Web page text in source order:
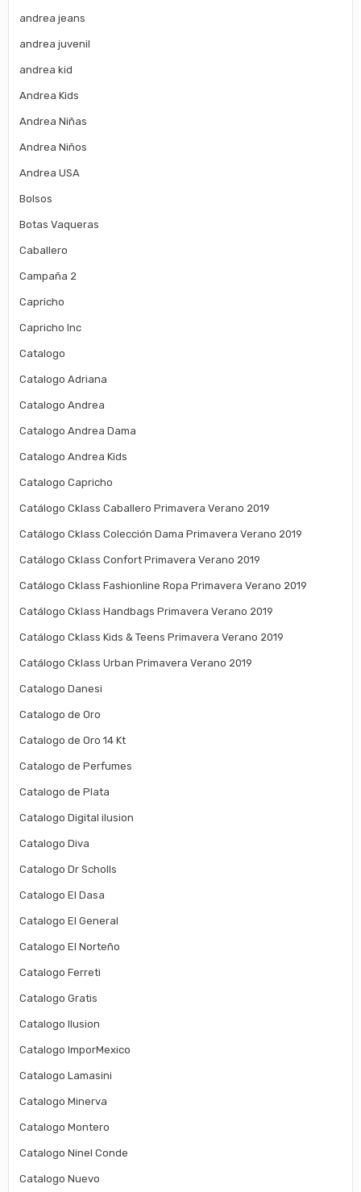
andrea jeans
andrea juvenil
andrea kid
Andrea Kids
Andrea Niñas
Andrea Niños
Andrea USA
Bolsos
Botas Vaqueras
Caballero
Campaña 2
Capricho
Capricho Inc
Catalogo
Catalogo Adriana
Catalogo Andrea
Catalogo Andrea Dama
Catalogo Andrea Kids
Catalogo Capricho
Catálogo Cklass Caballero Primavera Verano 2019
Catálogo Cklass Colección Dama Primavera Verano 2019
Catálogo Cklass Confort Primavera Verano 2019
Catálogo Cklass Fashionline Ropa Primavera Verano 2019
Catálogo Cklass Handbags Primavera Verano 2019
Catálogo Cklass Kids & Teens Primavera Verano 2019
Catálogo Cklass Urban Primavera Verano 2019
Catalogo Danesi
Catalogo de Oro
Catalogo de Oro 14 Kt
Catalogo de Perfumes
Catalogo de Plata
Catalogo Digital ilusion
Catalogo Diva
Catalogo Dr Scholls
Catalogo El Dasa
Catalogo El General
Catalogo El Norteño
Catalogo Ferreti
Catalogo Gratis
Catalogo Ilusion
Catalogo ImporMexico
Catalogo Lamasini
Catalogo Minerva
Catalogo Montero
Catalogo Ninel Conde
Catalogo Nuevo